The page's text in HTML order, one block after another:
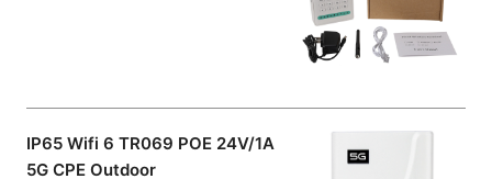
IP65 Wifi 6 TR069 POE 24V/1A
5G CPE Outdoor